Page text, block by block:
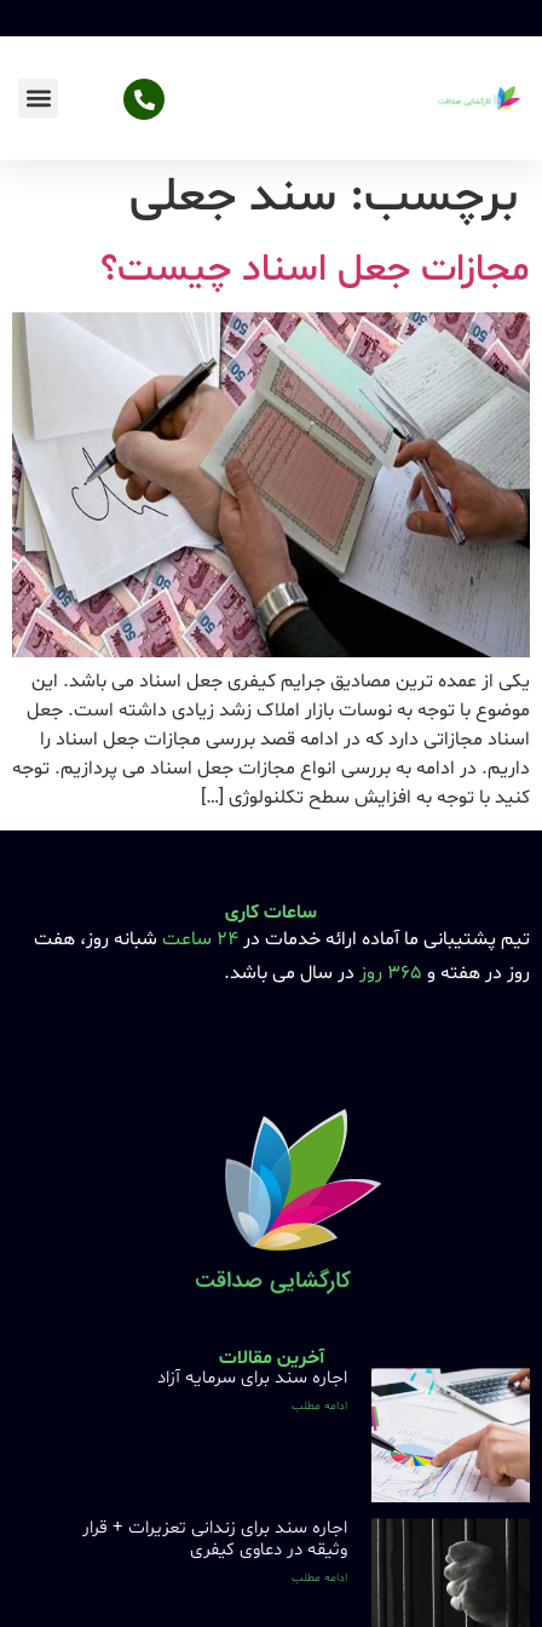
برچسب: سند جعلی
مجازات جعل اسناد چیست؟
یکی از عمده ترین مصادیق جرایم کیفری جعل اسناد می باشد. این
موضوع با توجه به نوسات بازار املاک زشد زیادی داشته است. جعل
اسناد مجازاتی دارد که در ادامه قصد بررسی مجازات جعل اسناد را
داریم. در ادامه به بررسی انواع مجازات جعل اسناد می پردازیم. توجه
کنید با توجه به افزایش سطح تکلنولوژی […]
ساعات کاری
تیم پشتیبانی ما آماده ارائه خدمات در 24 ساعت
شبانه روز، هفت
روز در هفته و 365 روز در سال می باشد.
آخرین مقالات
اجاره سند برای سرمایه آزاد
ادامه مطلب
اجاره سند برای زندانی تعزیرات + قرار
وثیقه در دعاوی کیفری
ادامه مطلب